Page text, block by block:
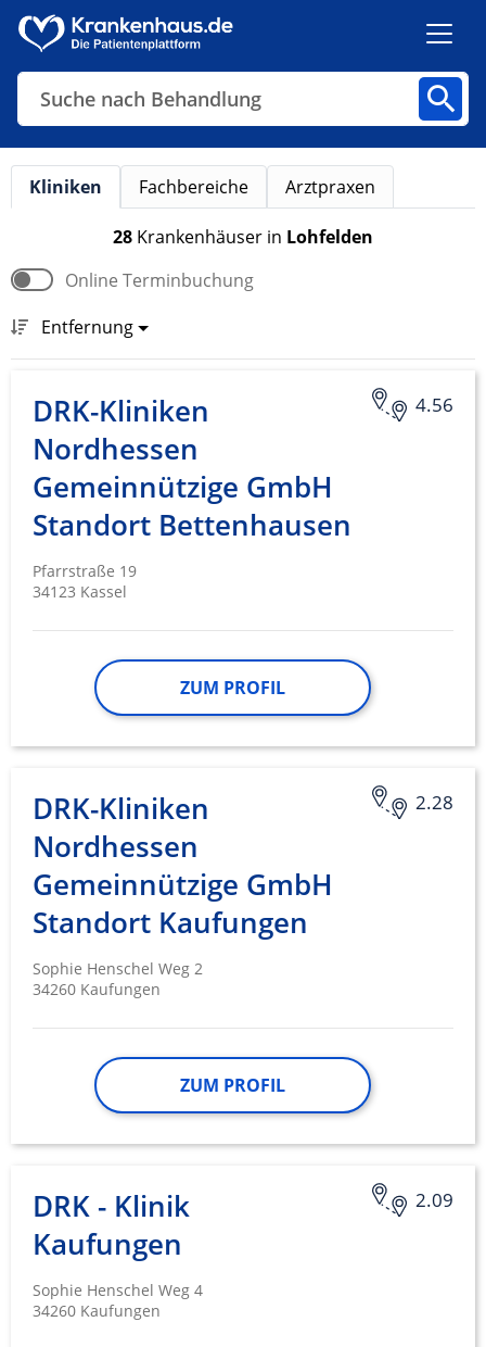
Suche nach Behandlung
Kliniken Fachbereiche Arztpraxen
28 Krankenhäuser in Lohfelden
Online Terminbuchung
Entfernung
4.56
DRK-Kliniken
Nordhessen
Gemeinnützige GmbH
Standort Bettenhausen
Pfarrstraße 19
34123 Kassel
ZUM PROFIL
2.28
DRK-Kliniken
Nordhessen
Gemeinnützige GmbH
Standort Kaufungen
Sophie Henschel Weg 2
34260 Kaufungen
ZUM PROFIL
2.09
DRK - Klinik
Kaufungen
Sophie Henschel Weg 4
34260 Kaufungen